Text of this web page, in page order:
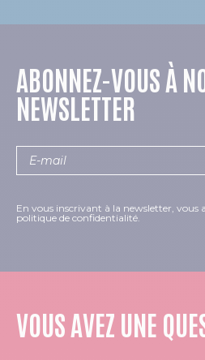
ABONNEZ-VOUS À
NEWSLETTER
En vous inscrivant à la newsletter, vous
politique de confidentialité.
VOUS AVEZ UNE